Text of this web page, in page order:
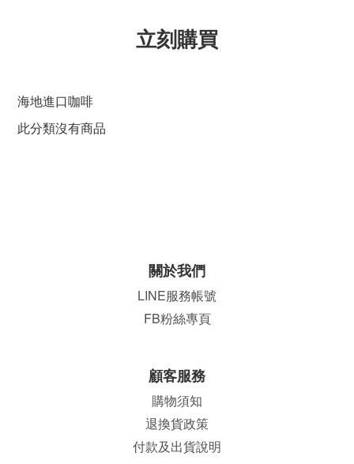
立刻購買
海地進口咖啡
此分類沒有商品
關於我們
LINE服務帳號
FB粉絲專頁
顧客服務
購物須知
退換貨政策
付款及出貨說明